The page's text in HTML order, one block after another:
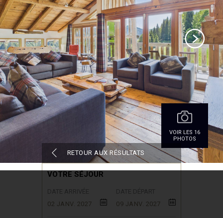
VOIR LES 16
PHOTOS
RETOUR AUX RÉSULTATS
VOTRE SÉJOUR
02 JANV. 2027
09 JANV. 2027